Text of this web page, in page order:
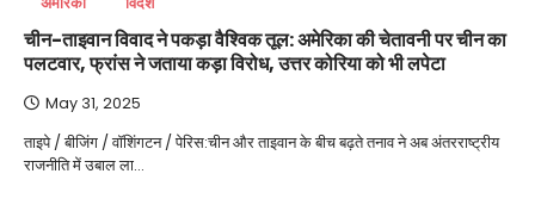
चीन-ताइवान विवाद ने पकड़ा वैश्विक तूल: अमेरिका की चेतावनी पर चीन का
पलटवार, फ्रांस ने जताया कड़ा विरोध, उत्तर कोरिया को भी लपेटा
May 31, 2025
ताइपे / बीजिंग / वॉशिंगटन / पेरिस:चीन और ताइवान के बीच बढ़ते तनाव ने अब अंतरराष्ट्रीय
राजनीति में उबाल ला…